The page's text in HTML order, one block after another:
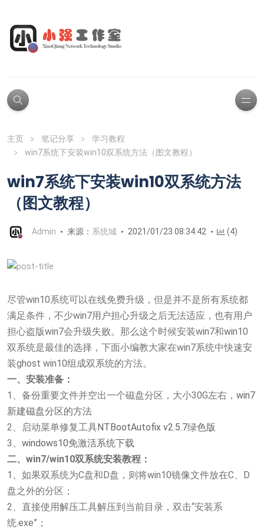
主页 笔记分享
学习教程
win7系统下安装win10双系统方法（图文教程）
win7系统下安装win10双系统方法
（图文教程）
Admin 来源： 系统城 2021/01/23 08:34:42 (4)
尽管win10系统可以在线免费升级，但是并不是所有系统都
满足条件，不少win7用户担心升级之后无法适应，也有用户
担心盗版win7会升级失败。那么这个时候安装win7和win10
双系统是最佳的选择，下面小编教大家在win7系统中快速安
装ghost win10组成双系统的方法。
一、安装准备：
1、备份重要文件并空出一个磁盘分区，大小30G左右， win7
新建磁盘分区的方法
2、启动菜单修复工具NTBootAutofix v2.5.7绿色版
3、 windows10免激活系统下载
二、win7/win10双系统安装教程：
1、如果双系统为C盘和D盘，则将win10镜像文件放在C、D
盘之外的分区；
2、直接使用解压工具解压到当前目录，双击“安装系
统.exe”；